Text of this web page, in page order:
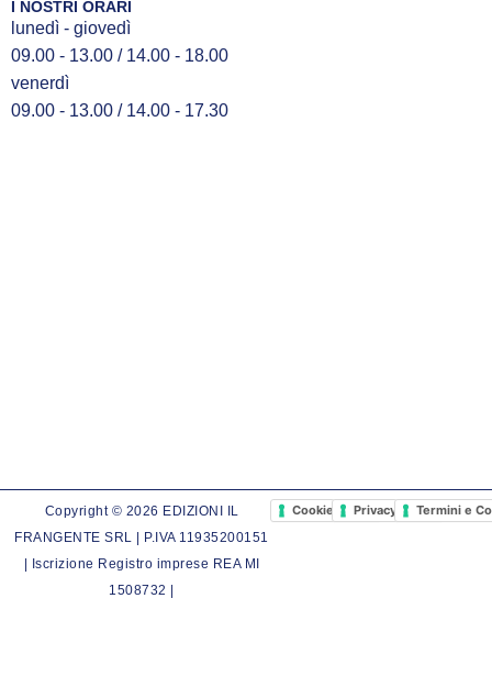
I NOSTRI ORARI
lunedì - giovedì
09.00 - 13.00 / 14.00 - 18.00
venerdì
09.00 - 13.00 / 14.00 - 17.30
Copyright © 2026 EDIZIONI IL
FRANGENTE SRL | P.IVA 11935200151
| Iscrizione Registro imprese REA MI
1508732 |
Cookie PolicyPrivacy PolicyTermini e